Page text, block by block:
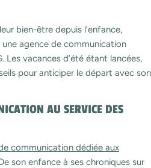
bien-être depuis l’enfance,
agence de communication
Les vacances d’été étant lancées,
pour anticiper le départ avec son
AU SERVICE DES
communication dédiée aux
son enfance à ses chroniques sur